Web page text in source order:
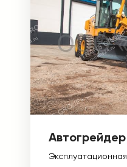
Автогрейдер